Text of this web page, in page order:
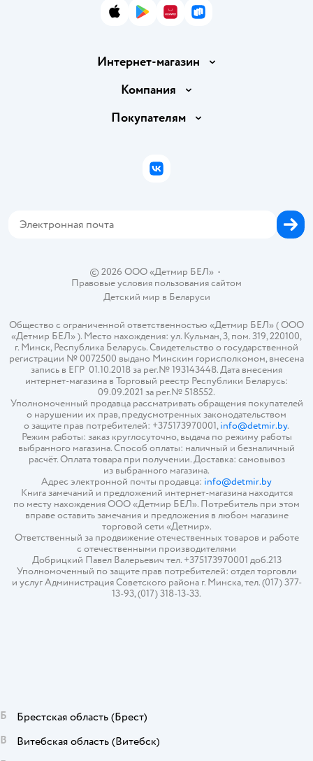
App StoreGoogle Play
AppGallery
RuStore
Интернет-магазин
Доставка и оплата
Правила продажи
Политика использования файлов cookie
Компания
Вакансии
Покупателям
Бонусные карты
© 2026 ООО «Детмир БЕЛ»•
Правовые условия пользования сайтом
Детский мир в Беларуси
Общество с ограниченной ответственностью «Детмир БЕЛ» ( ООО
«Детмир БЕЛ» ). Место нахождения: ул. Кульман, 3, пом. 319, 220100,
г. Минск, Республика Беларусь. Свидетельство о государственной
регистрации № 0072500 выдано Минским горисполкомом, внесена
запись в ЕГР 01.10.2018 за рег.№ 193143448. Дата внесения
интернет-магазина в Торговый реестр Республики Беларусь:
09.09.2021 за рег.№ 518552.
Уполномоченный продавца рассматривать обращения покупателей
о нарушении их прав, предусмотренных законодательством
о защите прав потребителей: +375173970001,info@detmir.by.
Режим работы: заказ круглосуточно, выдача по режиму работы
выбранного магазина. Способ оплаты: наличный и безналичный
расчёт. Оплата товара при получении. Доставка: самовывоз
из выбранного магазина.
Адрес электронной почты продавца: info@detmir.by
Книга замечаний и предложений интернет-магазина находится
по месту нахождения ООО «Детмир БЕЛ». Потребитель при этом
вправе оставить замечания и предложения в любом магазине
торговой сети «Детмир».
Ответственный за продвижение отечественных товаров и работе
с отечественными производителями
Добрицкий Павел Валерьевич тел. +375173970001 доб.213
Уполномоченный по защите прав потребителей: отдел торговли
и услуг Администрация Советского района г. Минска, тел. (017) 377-
13-93, (017) 318-13-33.
ВКонтакте
Б Брестская область (Брест)
В
Витебская область (Витебск)